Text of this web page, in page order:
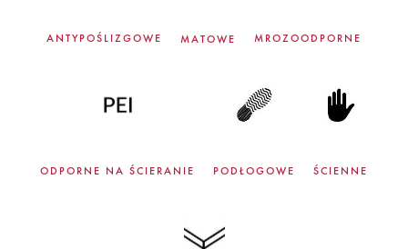
ANTYPOŚLIZGOWE MATOWE MROZOODPORNE
ODPORNE NA ŚCIERANIE PODŁOGOWE ŚCIENNE